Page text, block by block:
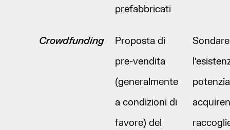
prefabbricati
Crowdfunding
Proposta di
pre-vendita
(generalmente
a condizioni di
favore) del
Sondare